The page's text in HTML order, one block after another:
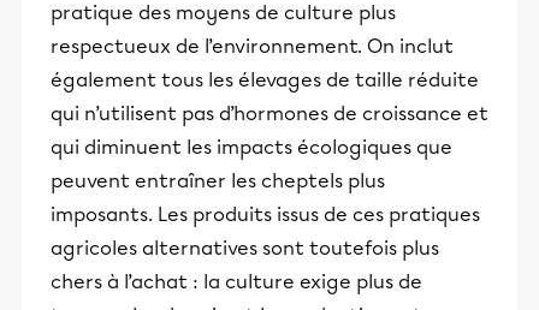
pratique des moyens de culture plus
respectueux de l’environnement. On inclut
également tous les élevages de taille réduite
qui n’utilisent pas d’hormones de croissance et
qui diminuent les impacts écologiques que
peuvent entraîner les cheptels plus
imposants. Les produits issus de ces pratiques
agricoles alternatives sont toutefois plus
chers à l’achat : la culture exige plus de